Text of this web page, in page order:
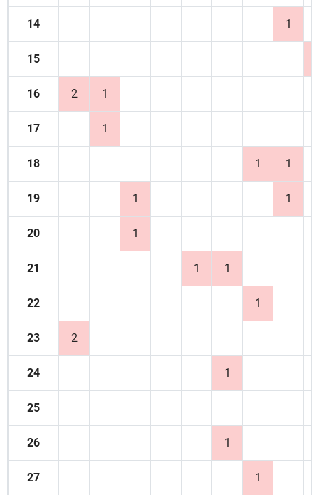
14 1
15
16 2 1
17 1
18 1 1
19 1 1
20 1
21 1 1
22 1
23 2
24 1
25
26 1
27 1